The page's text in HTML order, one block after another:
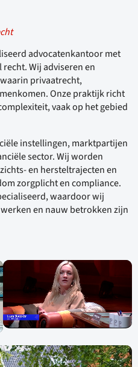
advocatenkantoor met
Wij adviseren en
privaatrecht,
Onze praktijk richt
vaak op het gebied
instellingen, marktpartijen
sector. Wij worden
en hersteltrajecten en
zorgplicht en compliance.
waardoor wij
en nauw betrokken zijn